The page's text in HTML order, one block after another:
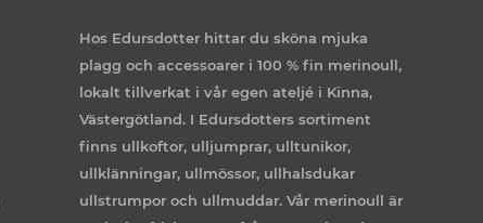
Hos Edursdotter hittar du sköna mjuka
plagg och accessoarer i 100 % fin merinoull,
lokalt tillverkat i vår egen ateljé i Kinna,
Västergötland. I Edursdotters sortiment
finns ullkoftor, ulljumprar, ulltunikor,
ullklänningar, ullmössor, ullhalsdukar
ullstrumpor och ullmuddar. Vår merinoull är